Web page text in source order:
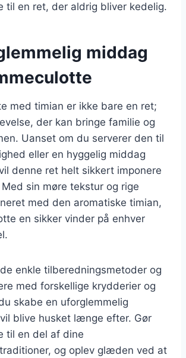
til en ret, der aldrig bliver kedelig.
middag
med timian er ikke bare en ret;
der kan bringe familie og
Uanset om du serverer den til
eller en hyggelig middag
denne ret helt sikkert imponere
sin møre tekstur og rige
med den aromatiske timian,
en sikker vinder på enhver
enkle tilberedningsmetoder og
med forskellige krydderier og
skabe en uforglemmelig
blive husket længe efter. Gør
til en del af dine
og oplev glæden ved at